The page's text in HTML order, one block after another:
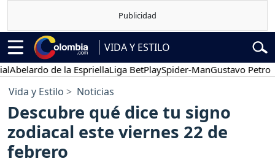
VIDA Y ESTILO
de la EspriellaLiga BetPlaySpider-ManGustavo Petro
Vida y Estilo Noticias
Descubre qué dice tu signo
zodiacal este viernes 22 de
febrero